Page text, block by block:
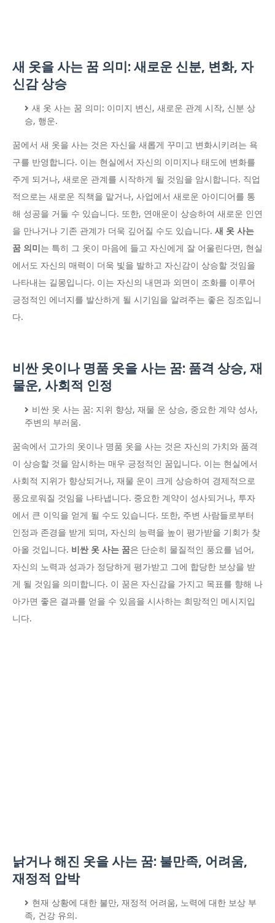
새 옷을 사는 꿈 의미: 새로운 신분, 변화, 자
신감 상승
새 옷 사는 꿈 의미: 이미지 변신, 새로운 관계 시작, 신분 상
승, 행운.
꿈에서 새 옷을 사는 것은 자신을 새롭게 꾸미고 변화시키려는 욕
구를 반영합니다. 이는 현실에서 자신의 이미지나 태도에 변화를
주게 되거나, 새로운 관계를 시작하게 될 것임을 암시합니다. 직업
적으로는 새로운 직책을 맡거나, 사업에서 새로운 아이디어를 통
해 성공을 거둘 수 있습니다. 또한, 연애운이 상승하여 새로운 인연
을 만나거나 기존 관계가 더욱 깊어질 수도 있습니다. 새 옷 사는
꿈 의미 는 특히 그 옷이 마음에 들고 자신에게 잘 어울린다면, 현실
에서도 자신의 매력이 더욱 빛을 발하고 자신감이 상승할 것임을
나타내는 길몽입니다. 이는 자신의 내면과 외면이 조화를 이루어
긍정적인 에너지를 발산하게 될 시기임을 알려주는 좋은 징조입니
다.
비싼 옷이나 명품 옷을 사는 꿈: 품격 상승, 재
물운, 사회적 인정
비싼 옷 사는 꿈: 지위 향상, 재물 운 상승, 중요한 계약 성사,
주변의 부러움.
꿈속에서 고가의 옷이나 명품 옷을 사는 것은 자신의 가치와 품격
이 상승할 것을 암시하는 매우 긍정적인 꿈입니다. 이는 현실에서
사회적 지위가 향상되거나, 재물 운이 크게 상승하여 경제적으로
풍요로워질 것임을 나타냅니다. 중요한 계약이 성사되거나, 투자
에서 큰 이익을 얻게 될 수도 있습니다. 또한, 주변 사람들로부터
인정과 존경을 받게 되며, 자신의 능력을 높이 평가받을 기회가 찾
아올 것입니다. 비싼 옷 사는 꿈은 단순히 물질적인 풍요를 넘어,
자신의 노력과 성과가 정당하게 평가받고 그에 합당한 보상을 받
게 될 것임을 의미합니다. 이 꿈은 자신감을 가지고 목표를 향해 나
아가면 좋은 결과를 얻을 수 있음을 시사하는 희망적인 메시지입
니다.
낡거나 해진 옷을 사는 꿈: 불만족, 어려움,
재정적 압박
현재 상황에 대한 불만, 재정적 어려움, 노력에 대한 보상 부
족, 건강 유의.